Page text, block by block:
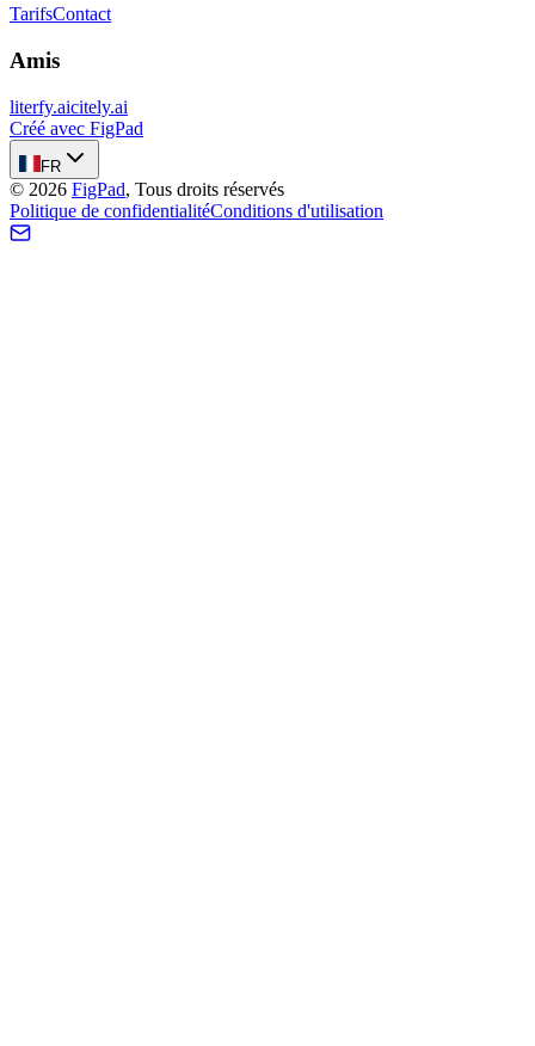
TarifsContact
Amis
literfy.aicitely.ai
Créé avec FigPad
FR
© 2026 FigPad, Tous droits réservés
Politique de confidentialitéConditions d'utilisation